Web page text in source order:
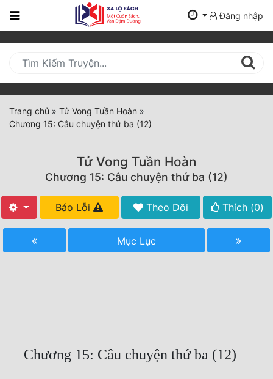
Trang
Mới
Cập
Nhật
(current)
Tất Cả
Hoàn Thành
Đăng nhập
Trang chủ » Tử Vong Tuần Hoàn »
Chương 15: Câu chuyện thứ ba (12)
Tử Vong Tuần Hoàn
Chương 15: Câu chuyện thứ ba (12)
Báo Lỗi Theo Dõi Thích (0)
Mục Lục